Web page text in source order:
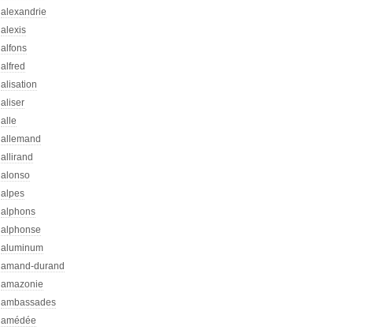
alexandrie
alexis
alfons
alfred
alisation
aliser
alle
allemand
allirand
alonso
alpes
alphons
alphonse
aluminum
amand-durand
amazonie
ambassades
amédée